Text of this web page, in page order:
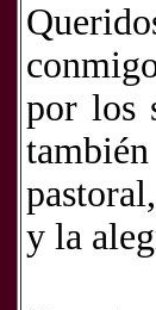
por los
y la